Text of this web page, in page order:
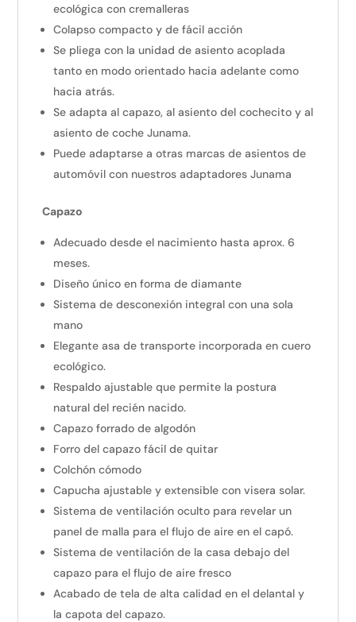
ecológica con cremalleras
Colapso compacto y de fácil acción
Se pliega con la unidad de asiento acoplada
tanto en modo orientado hacia adelante como
hacia atrás.
Se adapta al capazo, al asiento del cochecito y al
asiento de coche Junama.
Puede adaptarse a otras marcas de asientos de
automóvil con nuestros adaptadores Junama
Capazo
Adecuado desde el nacimiento hasta aprox. 6
meses.
Diseño único en forma de diamante
Sistema de desconexión integral con una sola
mano
Elegante asa de transporte incorporada en cuero
ecológico.
Respaldo ajustable que permite la postura
natural del recién nacido.
Capazo forrado de algodón
Forro del capazo fácil de quitar
Colchón cómodo
Capucha ajustable y extensible con visera solar.
Sistema de ventilación oculto para revelar un
panel de malla para el flujo de aire en el capó.
Sistema de ventilación de la casa debajo del
capazo para el flujo de aire fresco
Acabado de tela de alta calidad en el delantal y
la capota del capazo.